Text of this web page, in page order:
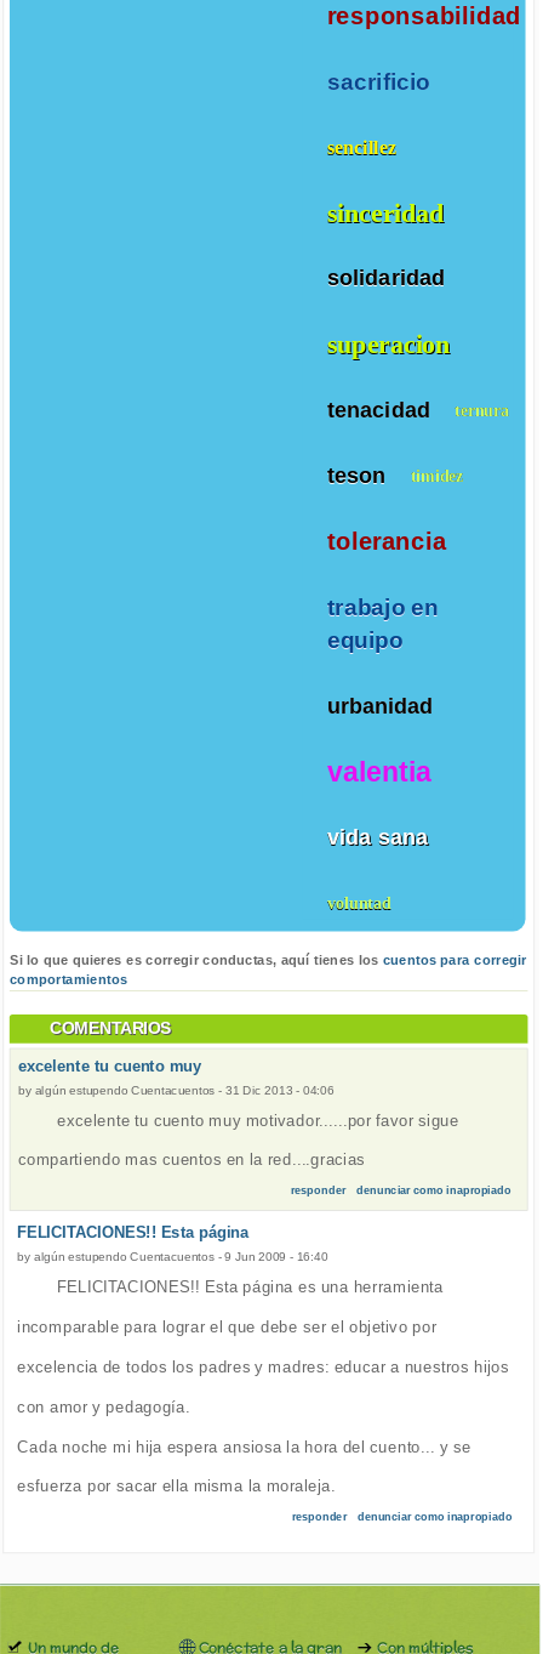
responsabilidad
sacrificio
sencillez
sinceridad
solidaridad
superacion
tenacidad ternura
teson timidez
tolerancia
trabajo en
equipo
urbanidad
valentia
vida sana
voluntad
Si lo que quieres es corregir conductas, aquí tienes los cuentos para corregir
comportamientos
COMENTARIOS
excelente tu cuento muy
by algún estupendo Cuentacuentos - 31 Dic 2013 - 04:06
excelente tu cuento muy motivador......por favor sigue
compartiendo mas cuentos en la red....gracias
responder denunciar como inapropiado
FELICITACIONES!! Esta página
by algún estupendo Cuentacuentos-9 Jun 2009 - 16:40
FELICITACIONES!! Esta página es una herramienta
incomparable para lograr el que debe ser el objetivo por
excelencia de todos los padres y madres: educar a nuestros hijos
con amor y pedagogía.
Cada noche mi hija espera ansiosa la hora del cuento... y se
esfuerza por sacar ella misma la moraleja.
responder denunciar como inapropiado
Un mundo de Conéctate a la gran Con múltiples